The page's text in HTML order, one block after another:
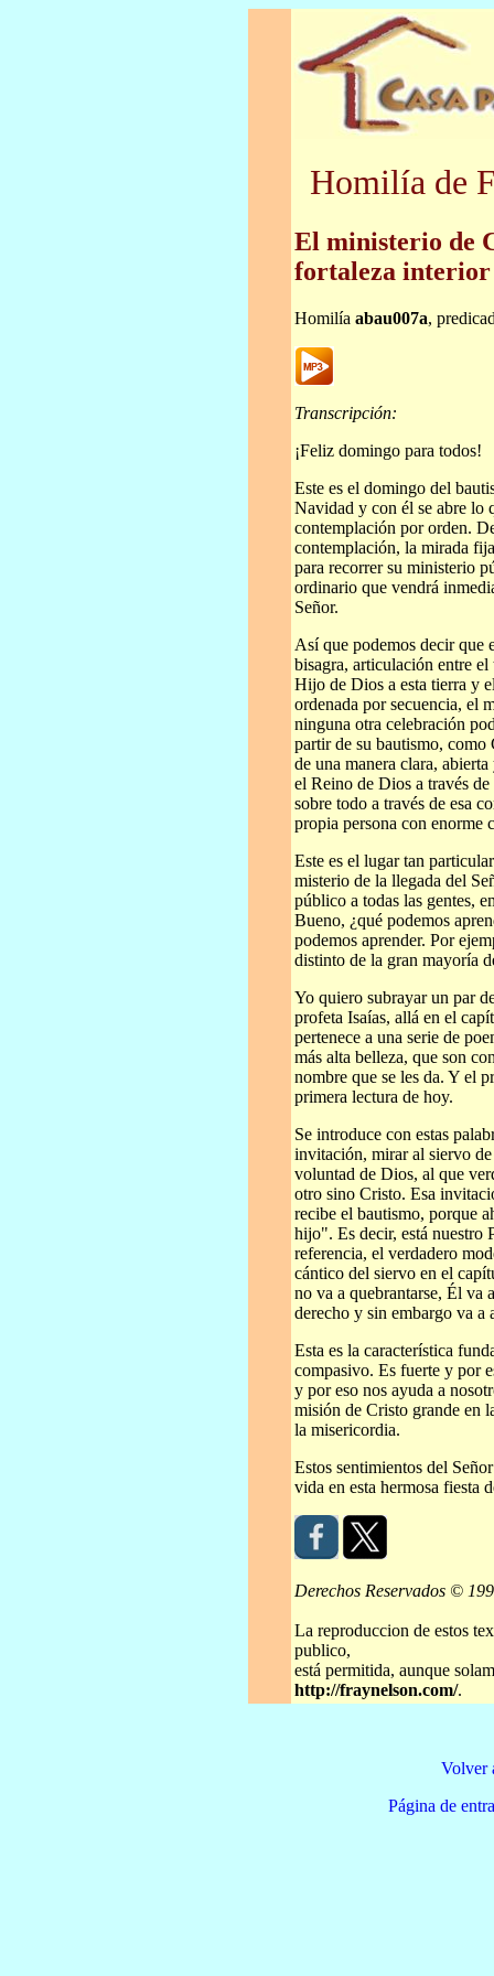
Homilía de
El ministerio de
fortaleza interior
Homilía abau007a,
Transcripción:
¡Feliz domingo para todos!
Este es el domingo del
Navidad y con él se abre lo
contemplación por orden.
contemplación, la mirada
para recorrer su ministerio
ordinario que vendrá
Señor.
Así que podemos decir que
bisagra, articulación entre
Hijo de Dios a esta tierra y
ordenada por secuencia, el
ninguna otra celebración
partir de su bautismo, como
de una manera clara,
el Reino de Dios a través
sobre todo a través de esa
propia persona con enorme
Este es el lugar tan
misterio de la llegada del
público a todas las gentes,
Bueno, ¿qué podemos
podemos aprender. Por
distinto de la gran mayoría
Yo quiero subrayar un par
profeta Isaías, allá en el
pertenece a una serie de
más alta belleza, que son
nombre que se les da. Y el
primera lectura de hoy.
Se introduce con estas
invitación, mirar al siervo
voluntad de Dios, al que
otro sino Cristo. Esa
recibe el bautismo, porque
hijo". Es decir, está nuestro
referencia, el verdadero
cántico del siervo en el
no va a quebrantarse, Él va
derecho y sin embargo va a
Esta es la característica
compasivo. Es fuerte y por
y por eso nos ayuda a
misión de Cristo grande en
la misericordia.
Estos sentimientos del
vida en esta hermosa fiesta
Derechos Reservados ©
La reproduccion de estos
publico,
está permitida, aunque
http://fraynelson.com/.
Volver
Página de